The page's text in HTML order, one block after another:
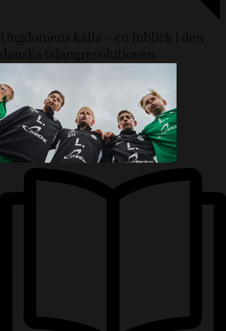
Ungdomens källa – en inblick i den
danska talangrevolutionen